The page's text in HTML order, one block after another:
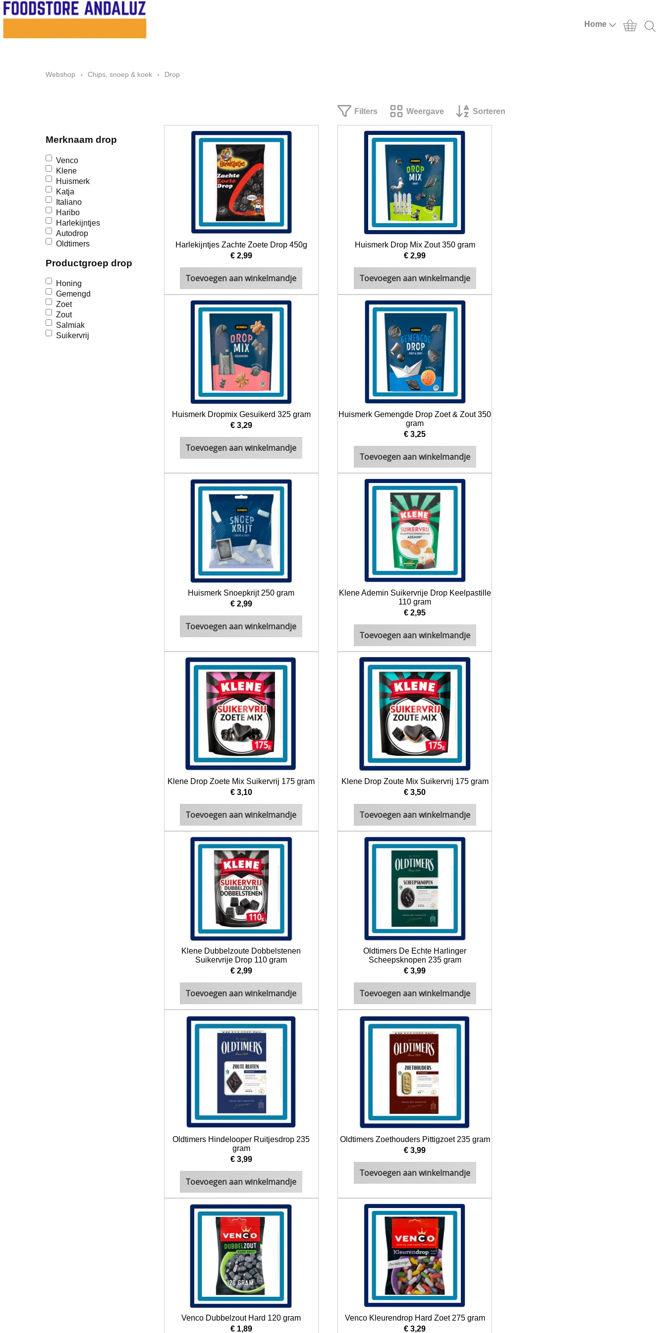
Home
Webshop › Chips, snoep & koek › Drop
Filters Weergave Sorteren
Merknaam drop
Venco
Klene
Huismerk
Katja
Italiano
Haribo
Harlekijntjes
Autodrop
Oldtimers
Productgroep drop
Honing
Gemengd
Zoet
Zout
Salmiak
Suikervrij
Harlekijntjes Zachte Zoete Drop 450g
€ 2,99
Toevoegen aan winkelmandje
Huismerk Drop Mix Zout 350 gram
€ 2,99
Toevoegen aan winkelmandje
Huismerk Dropmix Gesuikerd 325 gram
€ 3,29
Toevoegen aan winkelmandje
Huismerk Gemengde Drop Zoet & Zout 350
gram
€ 3,25
Toevoegen aan winkelmandje
Huismerk Snoepkrijt 250 gram
€ 2,99
Toevoegen aan winkelmandje
Klene Ademin Suikervrije Drop Keelpastille
110 gram
€ 2,95
Toevoegen aan winkelmandje
Klene Drop Zoete Mix Suikervrij 175 gram
€ 3,10
Toevoegen aan winkelmandje
Klene Drop Zoute Mix Suikervrij 175 gram
€ 3,50
Toevoegen aan winkelmandje
Klene Dubbelzoute Dobbelstenen
Suikervrije Drop 110 gram
€ 2,99
Toevoegen aan winkelmandje
Oldtimers De Echte Harlinger
Scheepsknopen 235 gram
€ 3,99
Toevoegen aan winkelmandje
Oldtimers Hindelooper Ruitjesdrop 235
gram
€ 3,99
Toevoegen aan winkelmandje
Oldtimers Zoethouders Pittigzoet 235 gram
€ 3,99
Toevoegen aan winkelmandje
Venco Dubbelzout Hard 120 gram
€ 1,89
Venco Kleurendrop Hard Zoet 275 gram
€ 3,29